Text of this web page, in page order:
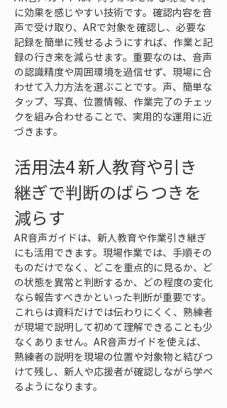
に効果を感じやすい技術です。確認内容を音
声で受け取り、ARで対象を確認し、必要な
記録を簡単に残せるようにすれば、作業と記
録の行き来を減らせます。重要なのは、音声
の認識精度や周囲環境を過信せず、現場に合
わせて入力方法を選ぶことです。声、簡単な
タップ、写真、位置情報、作業完了のチェッ
クを組み合わせることで、実用的な運用に近
づきます。
活用法4 新人教育や引き
継ぎで判断のばらつきを
減らす
AR音声ガイドは、新人教育や作業引き継ぎ
にも活用できます。現場作業では、手順その
ものだけでなく、どこを重点的に見るか、ど
の状態を異常と判断するか、どの程度の変化
なら報告すべきかといった判断が重要です。
これらは資料だけでは伝わりにくく、熟練者
が現場で説明して初めて理解できることも少
なくありません。AR音声ガイドを使えば、
熟練者の説明を現場の位置や対象物と結びつ
けて残し、新人や応援者が確認しながら学べ
るようになります。